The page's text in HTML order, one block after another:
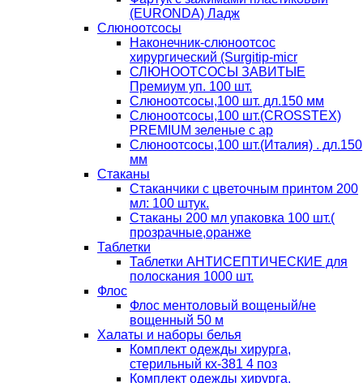
(EURONDA) Ладж
Слюноотсосы
Наконечник-слюноотсос
хирургический (Surgitip-micr
СЛЮНООТСОСЫ ЗАВИТЫЕ
Премиум уп. 100 шт.
Слюноотсосы,100 шт. дл.150 мм
Слюноотсосы,100 шт.(CROSSTEX)
PREMIUM зеленые с ар
Слюноотсосы,100 шт.(Италия) . дл.150
мм
Стаканы
Стаканчики с цветочным принтом 200
мл: 100 штук.
Стаканы 200 мл упаковка 100 шт.(
прозрачные,оранже
Таблетки
Таблетки АНТИСЕПТИЧЕСКИЕ для
полоскания 1000 шт.
Флос
Флос ментоловый вощеный/не
вощенный 50 м
Халаты и наборы белья
Комплект одежды хирурга,
стерильный кх-381 4 поз
Комплект одежды хирурга,